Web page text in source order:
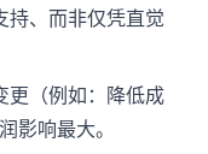
持、而非仅凭直觉
更（例如：降低成
影响最大。